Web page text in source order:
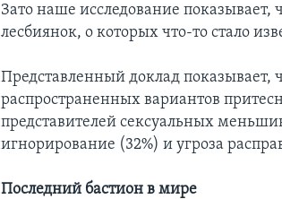
Зато наше исследование показывает,
лесбиянок, о которых что-то стало
Представленный доклад
распространенных вариантов
представителей сексуальных
игнорирование (32%) и угроза
Последний бастион в мире